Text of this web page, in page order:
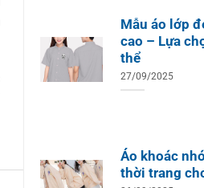
Mẫu áo lớp
cao – Lựa
thể
27/09/2025
Áo khoác
thời trang